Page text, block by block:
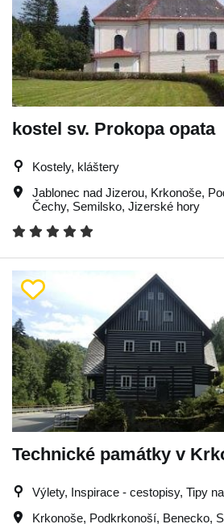
kostel sv. Prokopa opata
Kostely, kláštery
Jablonec nad Jizerou, Krkonoše,
Čechy, Semilsko, Jizerské hory
Technické památky v
Výlety, Inspirace - cestopisy, Tipy
Krkonoše, Podkrkonoší, Benecko,